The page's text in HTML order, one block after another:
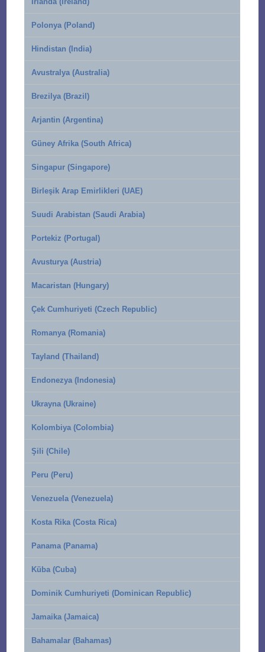
Polonya (Poland)
Hindistan (India)
Avustralya (Australia)
Brezilya (Brazil)
Arjantin (Argentina)
Güney Afrika (South Africa)
Singapur (Singapore)
Birleşik Arap Emirlikleri (UAE)
Suudi Arabistan (Saudi Arabia)
Portekiz (Portugal)
Avusturya (Austria)
Macaristan (Hungary)
Çek Cumhuriyeti (Czech Republic)
Romanya (Romania)
Tayland (Thailand)
Endonezya (Indonesia)
Ukrayna (Ukraine)
Kolombiya (Colombia)
Şili (Chile)
Peru (Peru)
Venezuela (Venezuela)
Kosta Rika (Costa Rica)
Panama (Panama)
Küba (Cuba)
Dominik Cumhuriyeti (Dominican Republic)
Jamaika (Jamaica)
Bahamalar (Bahamas)